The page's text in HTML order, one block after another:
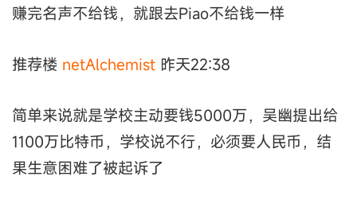
赚完名声不给钱，就跟去Piao不给钱一样
推荐楼 netAlchemist 昨天22:38
简单来说就是学校主动要钱5000万，吴幽提出给
1100万比特币，学校说不行，必须要人民币，结
果生意困难了被起诉了